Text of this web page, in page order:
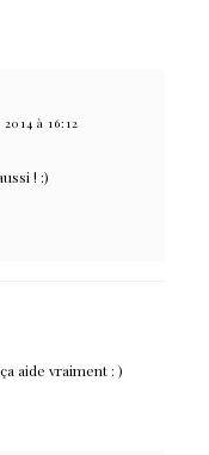
à 16:12
! :)
aide vraiment : )